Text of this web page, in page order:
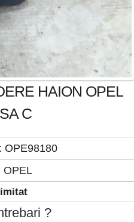
HAION OPEL
C
OPE98180
OPEL
?